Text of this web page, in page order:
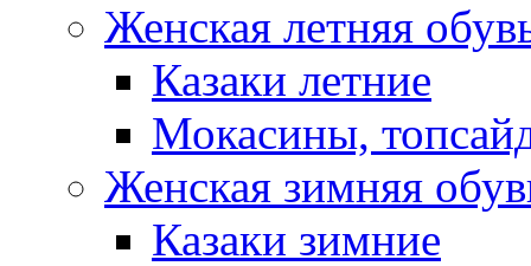
Женская летняя
Казаки летние
Мокасины,
Женская зимняя
Казаки зимние